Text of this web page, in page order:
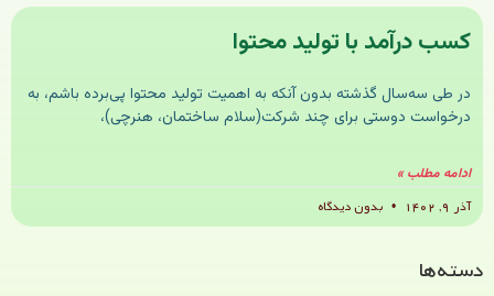
کسب درآمد با تولید محتوا
در طی سه‌سال گذشته بدون آنکه به اهمیت تولید محتوا پی‌برده باشم، به
درخواست دوستی برای چند شرکت(سلام ساختمان، هنرچی)،
ادامه مطلب »
آذر ۹, ۱۴۰۲
بدون دیدگاه
دسته‌ها